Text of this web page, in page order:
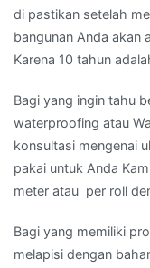
di pastikan setelah
bangunan Anda akan
Karena 10 tahun
Bagi yang ingin tahu
waterproofing atau
konsultasi mengenai
pakai untuk Anda
meter atau per roll
Bagi yang memiliki
melapisi dengan